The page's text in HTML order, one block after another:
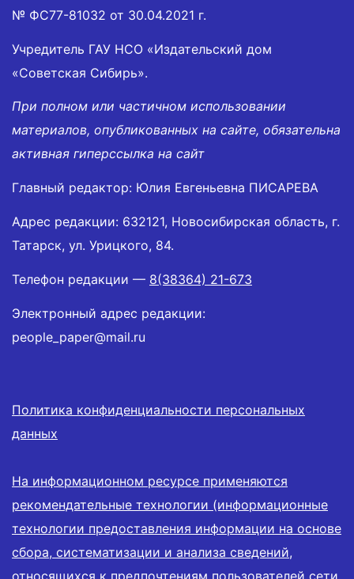
№ ФС77-81032 от 30.04.2021 г.
Учредитель ГАУ НСО «Издательский дом
«Советская Сибирь».
При полном или частичном использовании
материалов, опубликованных на сайте, обязательна
активная гиперссылка на сайт
Главный редактор: Юлия Евгеньевна ПИСАРЕВА
Адрес редакции: 632121, Новосибирская область, г.
Татарск, ул. Урицкого, 84.
Телефон редакции — 8(38364) 21-673
Электронный адрес редакции:
people_paper@mail.ru
Политика конфиденциальности персональных
данных
На информационном ресурсе применяются
рекомендательные технологии (информационные
технологии предоставления информации на основе
сбора, систематизации и анализа сведений,